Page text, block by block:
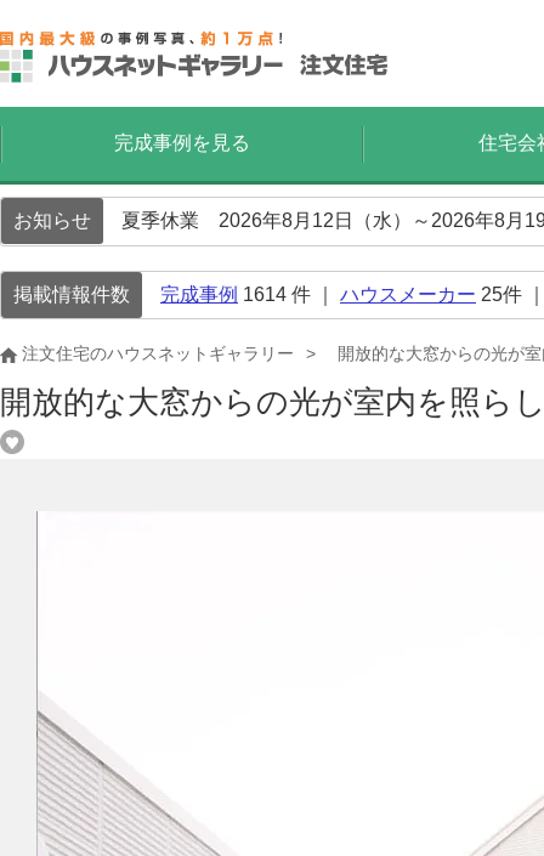
完成事例を見る 住宅会
お知らせ 夏季休業 2026年8月12日（水）～2026年8月
掲載情報件数 完成事例 1614 件 ｜ ハウスメーカー 25件
注文住宅のハウスネットギャラリー 開放的な大窓からの光が
開放的な大窓からの光が室内を照ら